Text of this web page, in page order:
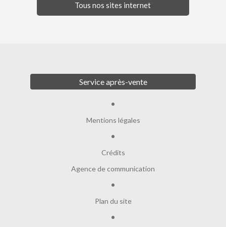
Tous nos sites internet
Service après-vente
Mentions légales
Crédits
Agence de communication
Plan du site